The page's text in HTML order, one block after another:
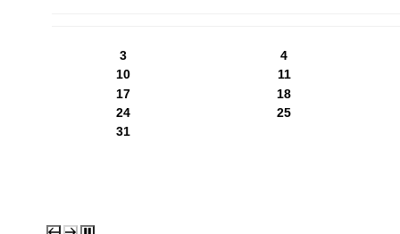
3
4
10
11
17
18
24
25
31